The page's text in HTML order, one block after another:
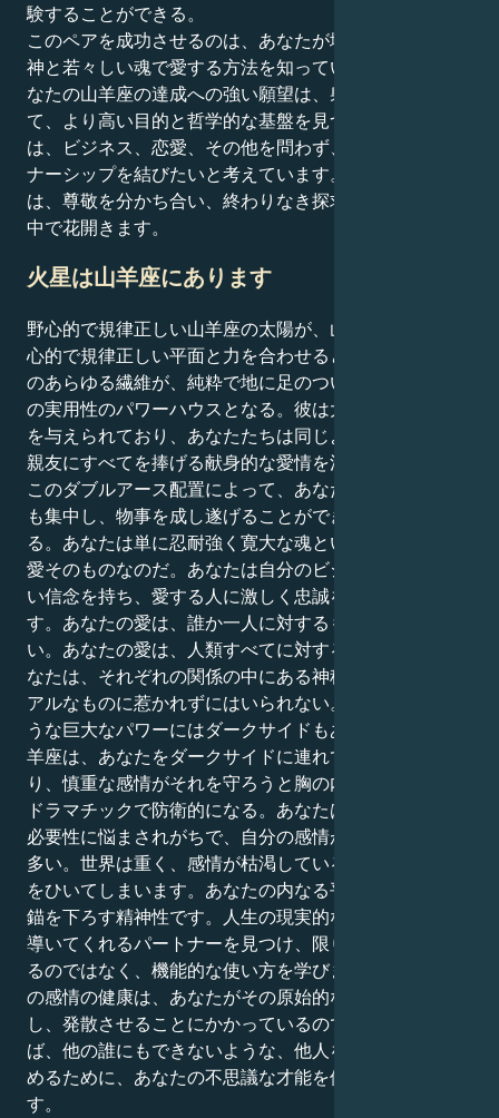
験することができる。
このペアを成功させるのは、あなたが地に足のついた精
神と若々しい魂で愛する方法を知っているからです。あ
なたの山羊座の達成への強い願望は、射手座の心を通し
て、より高い目的と哲学的な基盤を見つけます。あなた
は、ビジネス、恋愛、その他を問わず、ある種のパート
ナーシップを結びたいと考えています。あなたの優しさ
は、尊敬を分かち合い、終わりなき探求を続ける環境の
中で花開きます。
火星は山羊座にあります
野心的で規律正しい山羊座の太陽が、山羊座の火星の野
心的で規律正しい平面と力を合わせると、あなたの存在
のあらゆる繊維が、純粋で地に足のついた完璧さと不屈
の実用性のパワーハウスとなる。彼は大きなカリスマ性
を与えられており、あなたたちは同じように、内面では
親友にすべてを捧げる献身的な愛情を注いでいる。
このダブルアース配置によって、あなたは星座の中で最
も集中し、物事を成し遂げることができる人の1人とな
る。あなたは単に忍耐強く寛大な魂というだけでなく、
愛そのものなのだ。あなたは自分のビジョンに揺るぎな
い信念を持ち、愛する人に激しく忠誠を誓って守りま
す。あなたの愛は、誰か一人に対するものに限定されな
い。あなたの愛は、人類すべてに対するものである。あ
なたは、それぞれの関係の中にある神秘的でスピリチュ
アルなものに惹かれずにはいられない。しかし、そのよ
うな巨大なパワーにはダークサイドもある。ダブルの山
羊座は、あなたをダークサイドに連れて行く可能性があ
り、慎重な感情がそれを守ろうと胸の内に秘め、極端に
ドラマチックで防衛的になる。あなたは感情的な忍耐の
必要性に悩まされがちで、自分の感情が強すぎることが
多い。世界は重く、感情が枯渇していると、簡単に風邪
をひいてしまいます。あなたの内なる平和の道は、愛に
錨を下ろす精神性です。人生の現実的な場面であなたを
導いてくれるパートナーを見つけ、限りない愛に蝕まれ
るのではなく、機能的な使い方を学びましょう。あなた
の感情の健康は、あなたがその原始的なエネルギーを探
し、発散させることにかかっているのです。そうすれ
ば、他の誰にもできないような、他人を看護し、絆を深
めるために、あなたの不思議な才能を使うことができま
す。